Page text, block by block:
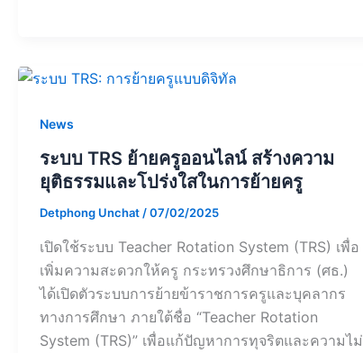
News
ระบบ TRS ย้ายครูออนไลน์ สร้างความ
ยุติธรรมและโปร่งใสในการย้ายครู
Detphong Unchat/07/02/2025
เปิดใช้ระบบ Teacher Rotation System (TRS) เพื่อ
เพิ่มความสะดวกให้ครู กระทรวงศึกษาธิการ (ศธ.)
ได้เปิดตัวระบบการย้ายข้าราชการครูและบุคลากร
ทางการศึกษา ภายใต้ชื่อ “Teacher Rotation
System (TRS)” เพื่อแก้ปัญหาการทุจริตและความไม่